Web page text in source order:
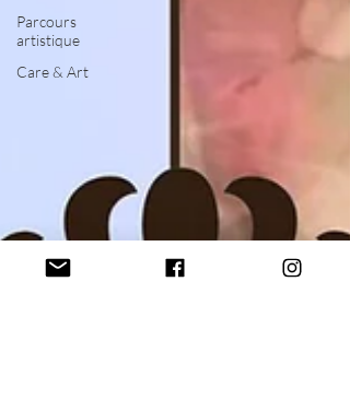
Parcours
artistique
Care & Art